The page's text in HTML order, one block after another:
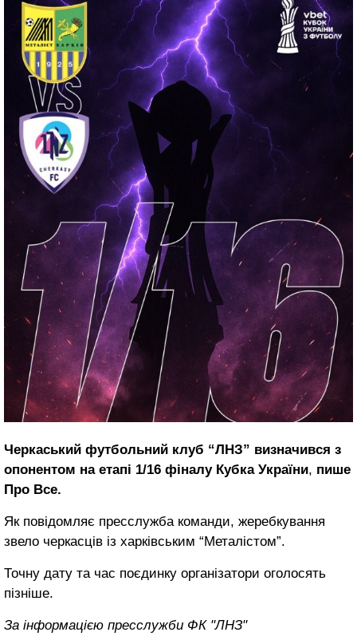
Черкаський футбольний клуб “ЛНЗ” визначився з
опонентом на етапі 1/16 фіналу Кубка України, пише
Про Все.
Як повідомляє пресслужба команди, жеребкування
звело черкасців із харківським “Металістом”.
Точну дату та час поєдинку організатори оголосять
пізніше.
За інформацією пресслужби ФК "ЛНЗ"